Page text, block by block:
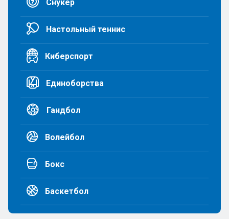
Снукер
Настольный теннис
Киберспорт
Единоборства
Гандбол
Волейбол
Бокс
Баскетбол